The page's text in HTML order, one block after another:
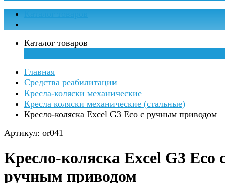
Каталог товаров
Главная
Средства реабилитации
Кресла-коляски механические
Кресла коляски механические (стальные)
Кресло-коляска Excel G3 Eco с ручным приводом
Артикул: or041
Кресло-коляска Excel G3 Eco
ручным приводом